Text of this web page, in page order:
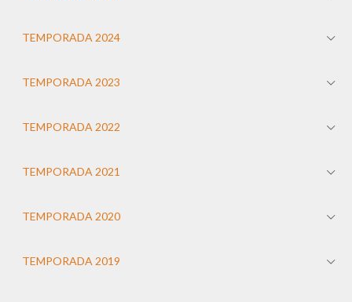
TEMPORADA 2024
TEMPORADA 2023
TEMPORADA 2022
TEMPORADA 2021
TEMPORADA 2020
TEMPORADA 2019